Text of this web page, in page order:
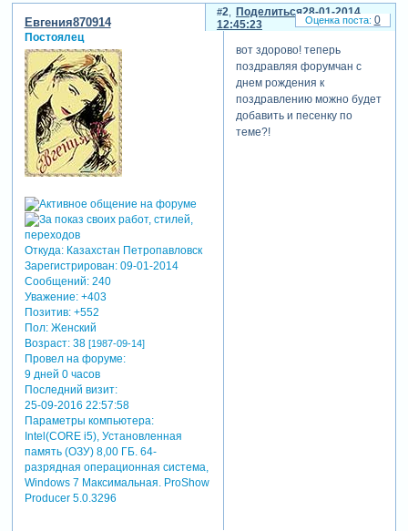
красной стрелкой). в
открывшемся окне
вставить в окно,
открывшееся при нажатии
на иконку в форме ответа.
]желательно не
злоупотреблять этой
Поделиться
2
28-01-2014
12:45:23
Евгения870914
Постоялец
Откуда:Казахстан Петропавловск
Зарегистрирован: 09-01-2014
Сообщений:240
Уважение: +403
Позитив: +552
Пол:Женский
Возраст:38 [1987-09-14]
Провел на форуме:
9 дней 0 часов
Последний визит:
25-09-2016 22:57:58
Параметры компьютера:
Intel(CORE i5), Установленная
память (ОЗУ) 8,00 ГБ. 64-
разрядная операционная система,
Windows 7 Максимальная. ProShow
Producer 5.0.3296
вот здорово! теперь
поздравляя форумчан с
днем рождения к
поздравлению можно будет
добавить и песенку по
теме?!
0